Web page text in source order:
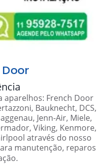
aparelhos: French Door
Bauknecht, DCS,
Jenn-Air, Miele,
Viking, Kenmore,
através do nosso
manutenção, reparos